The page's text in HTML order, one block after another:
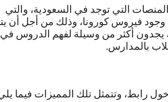
التي توجد في السعودية، والتي
في عام 2020، وتحديدًا في وجود فيروس كورونا، وذلك من أجل أن
أكثر من وسيلة لفهم الدروس في
بالمدارس.
رابط، وتتمثل تلك المميزات فيما